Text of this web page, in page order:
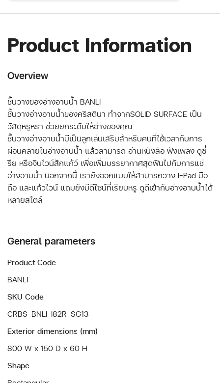
Product Information
Overview
ชั้นวางของอ่างอาบน้ำ BANLI
ชั้นวางอ่างอาบน้ำของคริสตินา ทำจากSOLID SURFACE เป็น
วัสดุหรูหรา ช่วยยกระดับให้อ่างของคุณ
ชั้นวางอ่างอาบน้ำมีเป็นลูกเล่นเสริมสำหรับคนที่ใช้เวลากับการ
ผ่อนคลายในอ่างอาบน้ำ แล้วสามารถ อ่านหนังสือ ฟังเพลง ดูซี่
รีย หรือจิบไวน์สักแก้ว์ เพื่อเพิ่มบรรยากาศสุดฟินไปกับการแช่
อ่างอาบน้ำ นอกจากนี้ เรายังออกแบบให้สามารถวาง I-Pad มือ
ถือ และแก้วไวน์ แถมยังมีดีไซน์ที่เรียบหรู ดูดีเข้ากับอ่างอาบน้ำได้
หลายสไตล์
General parameters
Product Code
BANLI
SKU Code
CRBS-BNLI-I82R-SG13
Exterior dimensions (mm)
800 W x 150 D x 60 H
Shape